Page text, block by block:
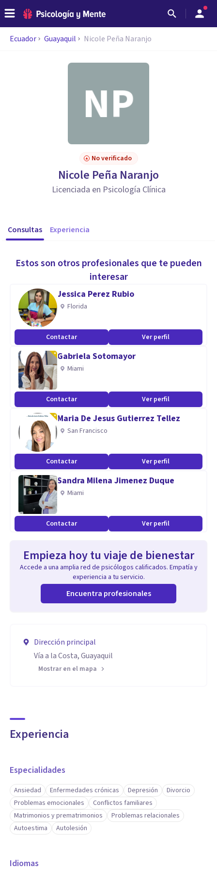
Ecuador Guayaquil Nicole Peña Naranjo
No verificado
Nicole Peña Naranjo
Licenciada en Psicología Clínica
Consultas Experiencia
Estos son otros profesionales que te pueden
interesar
Jessica Perez Rubio
Florida
Contactar Ver perfil
Gabriela Sotomayor
Miami
Contactar Ver perfil
Maria De Jesus Gutierrez Tellez
San Francisco
Contactar Ver perfil
Sandra Milena Jimenez Duque
Miami
Contactar Ver perfil
Empieza hoy tu viaje de bienestar
Accede a una amplia red de psicólogos calificados. Empatía y
experiencia a tu servicio.
Encuentra profesionales
Dirección principal
Vía a la Costa, Guayaquil
Mostrar en el mapa
Experiencia
Especialidades
Ansiedad Enfermedades crónicas Depresión
Divorcio
Problemas emocionales
Conflictos familiares
Matrimonios y prematrimonios
Problemas relacionales
Autoestima
Autolesión
Idiomas